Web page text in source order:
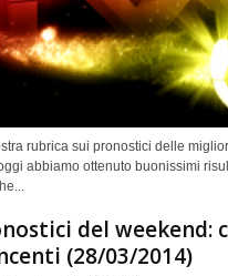
rubrica sui pronostici delle
abbiamo ottenuto buonissimi
del weekend:
(28/03/2014)